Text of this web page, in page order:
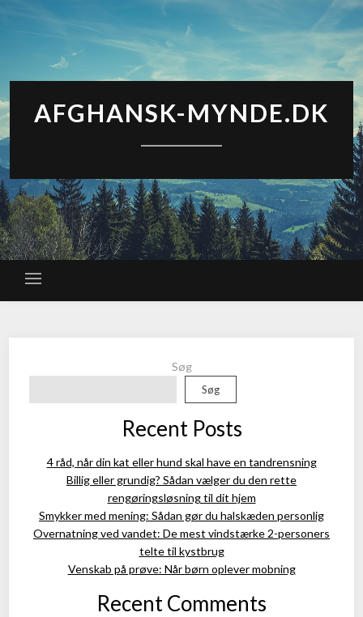
AFGHANSK-MYNDE.DK
Søg
Søg
Recent Posts
4 råd, når din kat eller hund skal have en tandrensning
Billig eller grundig? Sådan vælger du den rette
rengøringsløsning til dit hjem
Smykker med mening: Sådan gør du halskæden personlig
Overnatning ved vandet: De mest vindstærke 2-personers
telte til kystbrug
Venskab på prøve: Når børn oplever mobning
Recent Comments